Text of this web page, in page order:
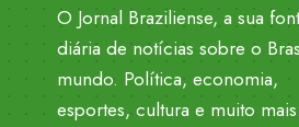
O Jornal Braziliense, a sua
diária de notícias sobre o
mundo. Política, economia,
esportes, cultura e muito